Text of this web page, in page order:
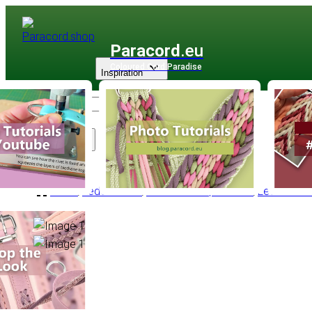
Paracord .eu
Coloured Cord Paradise
Sortiment
Inspiration
Leder/Lederschnur/Lederschnur |1 - 6 mm